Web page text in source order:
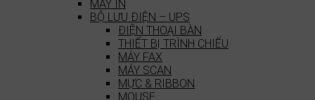
MÁY IN
BỘ LƯU ĐIỆN – UPS
ĐIỆN THOẠI BÀN
THIẾT BỊ TRÌNH CHIẾU
MÁY FAX
MÁY SCAN
MỰC & RIBBON
MOUSE